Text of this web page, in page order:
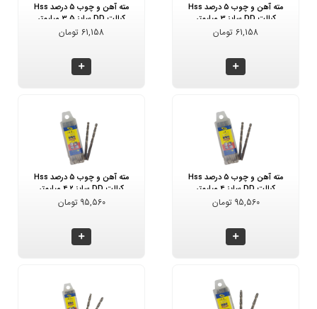
مته آهن و چوب 5 درصد Hss
کبالت DD سایز 3 میلیمتر
61,158 تومان
مته آهن و چوب 5 درصد Hss
کبالت DD سایز 3.5 میلیمتر
61,158 تومان
مته آهن و چوب 5 درصد Hss
کبالت DD سایز 4 میلیمتر
95,560 تومان
مته آهن و چوب 5 درصد Hss
کبالت DD سایز 4.2 میلیمتر
95,560 تومان